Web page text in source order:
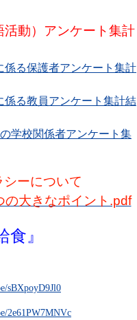
動）アンケート集計
る保護者アンケート集計
る教員アンケート集計結
学校関係者アンケート集
ーについて
大きなポイント.pdf
』
sBXpoyD9Jl0
2e61PW7MNVc